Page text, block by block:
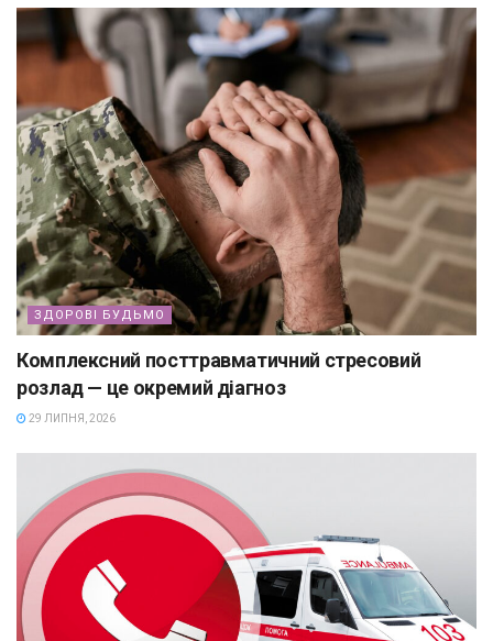
ЗДОРОВІ БУДЬМО
Комплексний посттравматичний стресовий
розлад — це окремий діагноз
29 ЛИПНЯ, 2026